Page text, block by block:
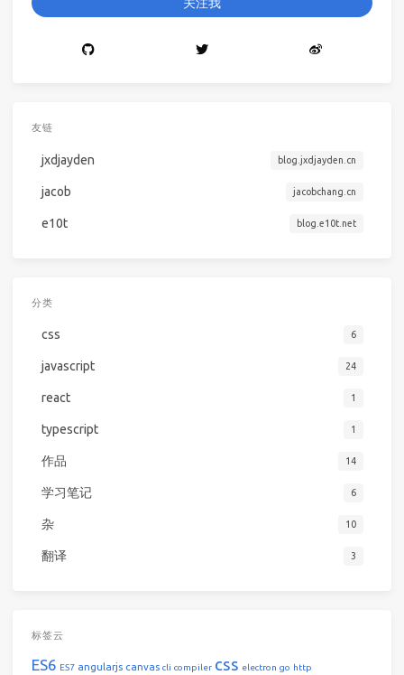
友链
jxdjayden blog.jxdjayden.cn
jacob jacobchang.cn
e10t blog.e10t.net
分类
css 6
javascript 24
react 1
typescript 1
作品 14
学习笔记 6
杂 10
翻译 3
标签云
ES6 ES7 angularjs canvas cli compiler css electron go http